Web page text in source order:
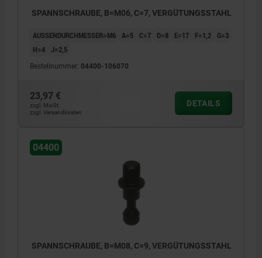
SPANNSCHRAUBE, B=M06, C=7, VERGÜTUNGSSTAHL
AUSSENDURCHMESSER=M6 A=5 C=7 D=8 E=17 F=1,2
G=3
H=4
J=2,5
Bestellnummer: 04400-106070
23,97 €
zzgl. MwSt.
zzgl. Versandkosten
DETAILS
04400
SPANNSCHRAUBE, B=M08, C=9, VERGÜTUNGSSTAHL